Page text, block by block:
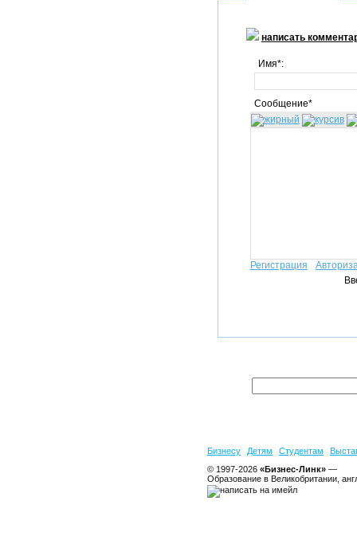
написать
Имя*:
Сообщение*
Регистрация
Бизнесу Детям Студентам
© 1997-2026 «Бизнес-Линк» —
Образование в Великобритании,